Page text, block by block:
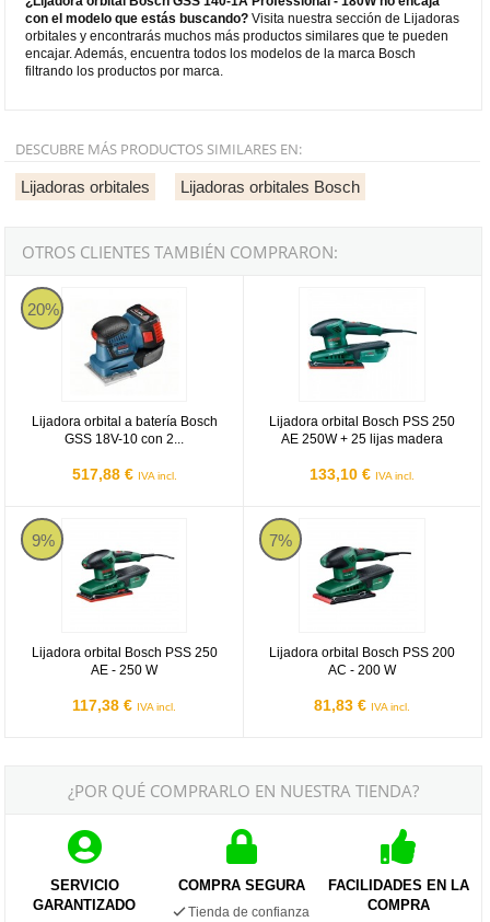
con el modelo que estás buscando? Visita nuestra sección de Lijadoras
orbitales y encontrarás muchos más productos similares que te pueden
encajar. Además, encuentra todos los modelos de la marca Bosch
filtrando los productos por marca.
DESCUBRE MÁS PRODUCTOS SIMILARES EN:
Lijadoras orbitales Lijadoras orbitales Bosch
OTROS CLIENTES TAMBIÉN COMPRARON:
20%
Lijadora orbital a batería Bosch
GSS 18V-10 con 2...
517,88 € IVA incl.
Lijadora orbital a batería Bosch GSS 18V-10 con 2 baterías de 5Ah
Lijadora orbital Bosch PSS 250
AE 250W + 25 lijas madera
133,10 € IVA incl.
9%
Lijadora orbital Bosch PSS 250
AE - 250 W
117,38 € IVA incl.
Lijadora orbital Bosch PSS 250 AE - 250 W
7%
Lijadora orbital Bosch PSS 200
AC - 200 W
81,83 € IVA incl.
Lijadora orbital Bosch PSS 200
¿POR QUÉ COMPRARLO EN NUESTRA TIENDA?
SERVICIO
GARANTIZADO
COMPRA SEGURA
Tienda de confianza
FACILIDADES EN LA
COMPRA